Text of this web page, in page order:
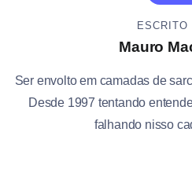
ESCRITO
Mauro
Ser envolto em camadas de
Desde 1997 tentando
falhando nisso